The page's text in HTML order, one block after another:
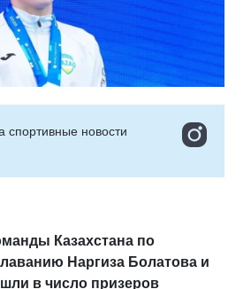
cпортивные новости
Казахстана по
Наргиза Болатова и
в число призеров